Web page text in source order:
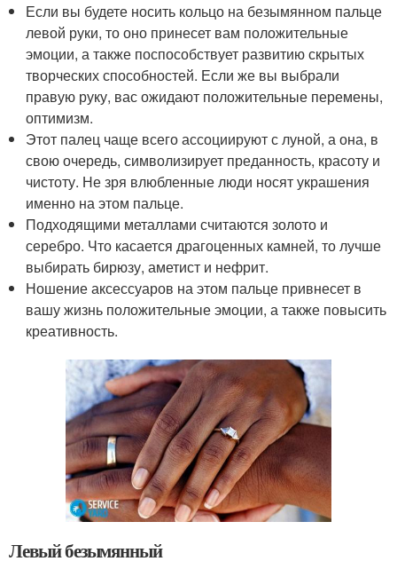
Если вы будете носить кольцо на безымянном пальце
левой руки, то оно принесет вам положительные
эмоции, а также поспособствует развитию скрытых
творческих способностей. Если же вы выбрали
правую руку, вас ожидают положительные перемены,
оптимизм.
Этот палец чаще всего ассоциируют с луной, а она, в
свою очередь, символизирует преданность, красоту и
чистоту. Не зря влюбленные люди носят украшения
именно на этом пальце.
Подходящими металлами считаются золото и
серебро. Что касается драгоценных камней, то лучше
выбирать бирюзу, аметист и нефрит.
Ношение аксессуаров на этом пальце привнесет в
вашу жизнь положительные эмоции, а также повысить
креативность.
Левый безымянный